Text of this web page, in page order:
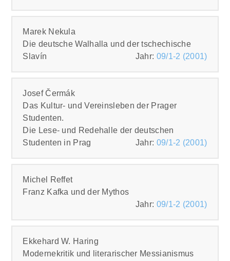
PDF
Marek Nekula
Die deutsche Walhalla und der tschechische
Slavín
Jahr: 09/1-2 (2001)
PDF
Josef Čermák
Das Kultur- und Vereinsleben der Prager
Studenten.
Die Lese- und Redehalle der deutschen
Studenten in Prag
Jahr: 09/1-2 (2001)
PDF
Michel Reffet
Franz Kafka und der Mythos
Jahr: 09/1-2 (2001)
PDF
Ekkehard W. Haring
Modernekritik und literarischer Messianismus